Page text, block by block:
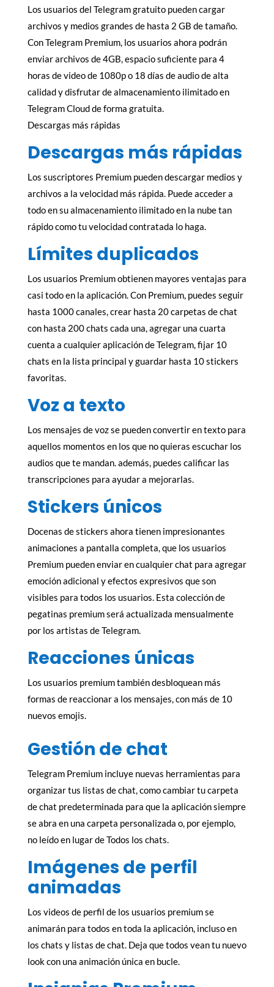
Los usuarios del Telegram gratuito pueden cargar
archivos y medios grandes de hasta 2 GB de tamaño.
Con Telegram Premium, los usuarios ahora podrán
enviar archivos de 4GB, espacio suficiente para 4
horas de video de 1080p o 18 días de audio de alta
calidad y disfrutar de almacenamiento ilimitado en
Telegram Cloud de forma gratuita.
Descargas más rápidas
Descargas más rápidas
Los suscriptores Premium pueden descargar medios y
archivos a la velocidad más rápida. Puede acceder a
todo en su almacenamiento ilimitado en la nube tan
rápido como tu velocidad contratada lo haga.
Límites duplicados
Los usuarios Premium obtienen mayores ventajas para
casi todo en la aplicación. Con Premium, puedes seguir
hasta 1000 canales, crear hasta 20 carpetas de chat
con hasta 200 chats cada una, agregar una cuarta
cuenta a cualquier aplicación de Telegram, fijar 10
chats en la lista principal y guardar hasta 10 stickers
favoritas.
Voz a texto
Los mensajes de voz se pueden convertir en texto para
aquellos momentos en los que no quieras escuchar los
audios que te mandan. además, puedes calificar las
transcripciones para ayudar a mejorarlas.
Stickers únicos
Docenas de stickers ahora tienen impresionantes
animaciones a pantalla completa, que los usuarios
Premium pueden enviar en cualquier chat para agregar
emoción adicional y efectos expresivos que son
visibles para todos los usuarios. Esta colección de
pegatinas premium será actualizada mensualmente
por los artistas de Telegram.
Reacciones únicas
Los usuarios premium también desbloquean más
formas de reaccionar a los mensajes, con más de 10
nuevos emojis.
Gestión de chat
Telegram Premium incluye nuevas herramientas para
organizar tus listas de chat, como cambiar tu carpeta
de chat predeterminada para que la aplicación siempre
se abra en una carpeta personalizada o, por ejemplo,
no leído en lugar de Todos los chats.
Imágenes de perfil
animadas
Los videos de perfil de los usuarios premium se
animarán para todos en toda la aplicación, incluso en
los chats y listas de chat. Deja que todos vean tu nuevo
look con una animación única en bucle.